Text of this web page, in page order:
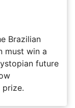
Brazilian
must win a
future